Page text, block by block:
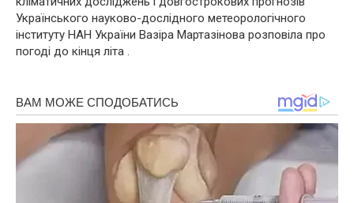
Українського науково-дослідного метеорологічного
інституту НАН України Вазіра Мартазінова розповіла про
погоді до кінця літа .